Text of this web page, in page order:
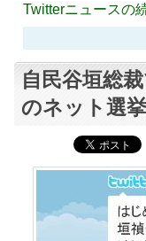
Twitterニュースの
自民谷垣総
のネット選